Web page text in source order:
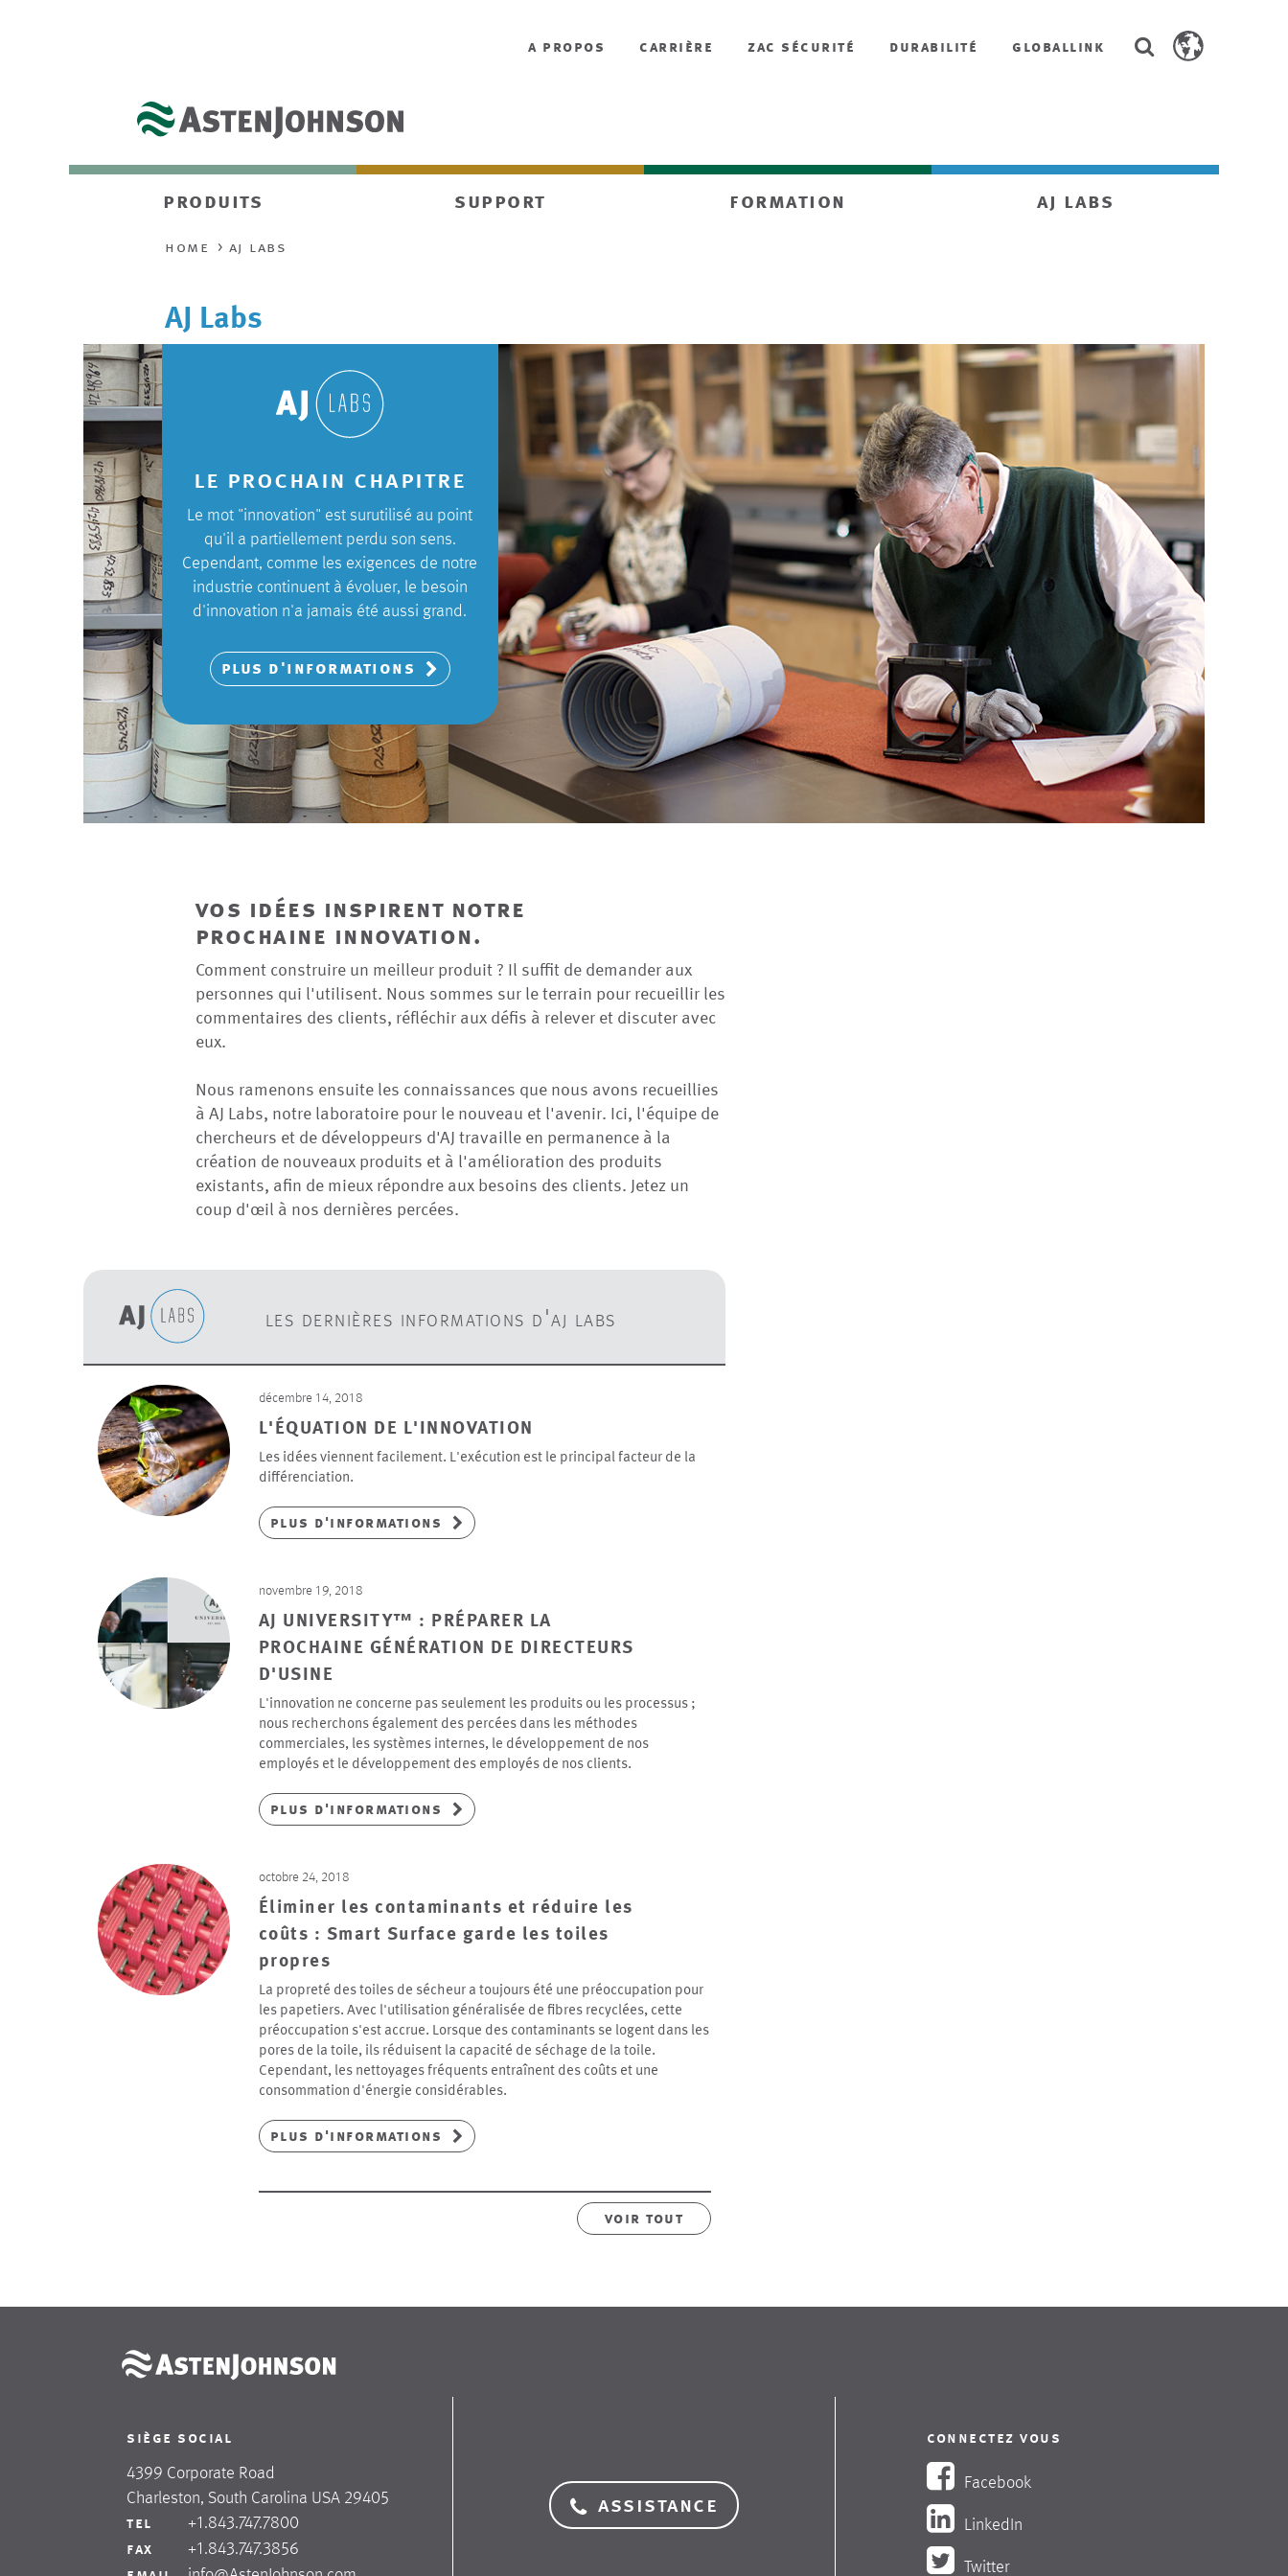
a propos carrière zac sécurité durabilité globallink Search
produits support formation aj labs
home aj labs
AJ Labs
le prochain chapitre
Le mot "innovation" est surutilisé au point
qu'il a partiellement perdu son sens.
Cependant, comme les exigences de notre
industrie continuent à évoluer, le besoin
d'innovation n'a jamais été aussi grand.
plus d'informations
vos idées inspirent notre
prochaine innovation.
Comment construire un meilleur produit ? Il suffit de demander aux
personnes qui l'utilisent. Nous sommes sur le terrain pour recueillir les
commentaires des clients, réfléchir aux défis à relever et discuter avec
eux.
Nous ramenons ensuite les connaissances que nous avons recueillies
à AJ Labs, notre laboratoire pour le nouveau et l'avenir. Ici, l'équipe de
chercheurs et de développeurs d'AJ travaille en permanence à la
création de nouveaux produits et à l'amélioration des produits
existants, afin de mieux répondre aux besoins des clients. Jetez un
coup d'œil à nos dernières percées.
les dernières informations d'aj labs
décembre 14, 2018
L'ÉQUATION DE L'INNOVATION
Les idées viennent facilement. L'exécution est le principal facteur de la
différenciation.
plus d'informations
novembre 19, 2018
AJ UNIVERSITY™ : PRÉPARER LA
PROCHAINE GÉNÉRATION DE DIRECTEURS
D'USINE
L'innovation ne concerne pas seulement les produits ou les processus ;
nous recherchons également des percées dans les méthodes
commerciales, les systèmes internes, le développement de nos
employés et le développement des employés de nos clients.
plus d'informations
octobre 24, 2018
Éliminer les contaminants et réduire les
coûts : Smart Surface garde les toiles
propres
La propreté des toiles de sécheur a toujours été une préoccupation pour
les papetiers. Avec l'utilisation généralisée de fibres recyclées, cette
préoccupation s'est accrue. Lorsque des contaminants se logent dans les
pores de la toile, ils réduisent la capacité de séchage de la toile.
Cependant, les nettoyages fréquents entraînent des coûts et une
consommation d'énergie considérables.
plus d'informations
voir tout
siège social
4399 Corporate Road
Charleston, South Carolina USA 29405
tel +1.843.747.7800
fax +1.843.747.3856
assistance
connectez vous
Facebook
LinkedIn
Twitter